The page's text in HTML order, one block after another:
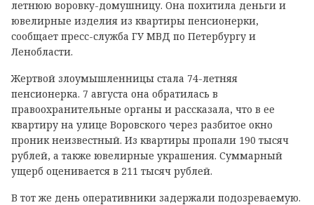
летнюю воровку-домушницу. Она похитила деньги и
ювелирные изделия из квартиры пенсионерки,
сообщает пресс-служба ГУ МВД по Петербургу и
Ленобласти.
Жертвой злоумышленницы стала 74-летняя
пенсионерка. 7 августа она обратилась в
правоохранительные органы и рассказала, что в ее
квартиру на улице Воровского через разбитое окно
проник неизвестный. Из квартиры пропали 190 тысяч
рублей, а также ювелирные украшения. Суммарный
ущерб оценивается в 211 тысяч рублей.
В тот же день оперативники задержали подозреваемую.